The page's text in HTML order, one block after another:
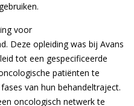
voor
Deze opleiding was bij Avans
tot een gespecificeerde
patiënten te
van hun behandeltraject.
oncologisch netwerk te